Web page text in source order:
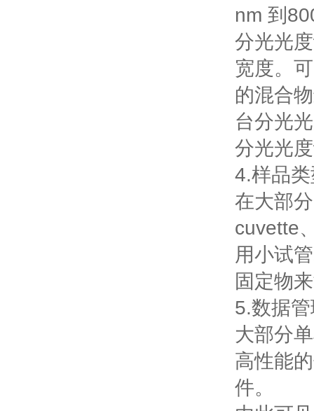
nm 到
分光光
宽度。
的混合
台分光
分光光
4.样品
在大部
cuvette
用小试
固定物
5.数据
大部分
高性能
件。